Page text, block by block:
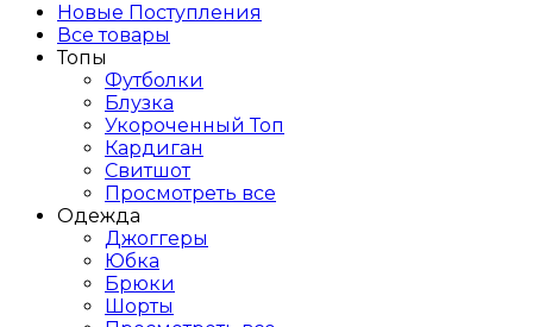
Новые Поступления
Все товары
Топы
Футболки
Блузка
Укороченный Топ
Кардиган
Свитшот
Просмотреть все
Одежда
Джоггеры
Юбка
Брюки
Шорты